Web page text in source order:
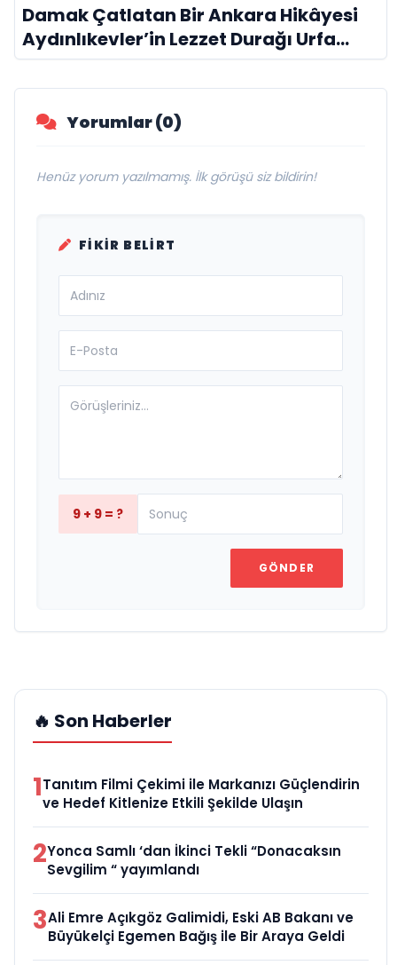
Damak Çatlatan Bir Ankara Hikâyesi
Aydınlıkevler’in Lezzet Durağı Urfa
Damak
Yorumlar (0)
Henüz yorum yazılmamış. İlk görüşü siz bildirin!
FIKIR BELIRT
9 + 9 = ?
GÖNDER
🔥 Son Haberler
1Tanıtım Filmi Çekimi ile Markanızı Güçlendirin
ve Hedef Kitlenize Etkili Şekilde Ulaşın
2Yonca Samlı ‘dan İkinci Tekli “Donacaksın
Sevgilim “ yayımlandı
3Ali Emre Açıkgöz Galimidi, Eski AB Bakanı ve
Büyükelçi Egemen Bağış ile Bir Araya Geldi